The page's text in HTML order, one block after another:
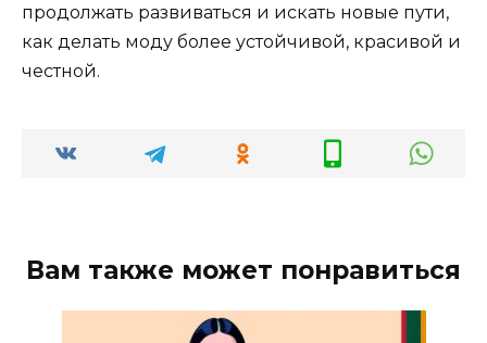
продолжать развиваться и искать новые пути,
как делать моду более устойчивой, красивой и
честной.
Вам также может понравиться